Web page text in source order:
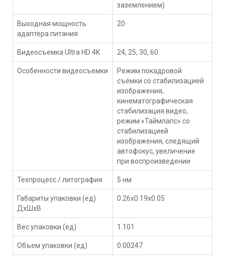
заземлением)
Выходная мощность
адаптера питания
20
Видеосъемка Ultra HD 4K 24, 25, 30, 60
Особенности видеосъемки
Режим покадровой
съёмки со стабилизацией
изображения,
кинематографическая
стабилизация видео,
режим «Таймлапс» со
стабили­зацией
изображения, следящий
автофокус, увеличение
при воспроизведении
Техпроцесс / литография 5 нм
Габариты упаковки (ед)
ДхШхВ
0.26x0.19x0.05
Вес упаковки (ед) 1.101
Объем упаковки (ед) 0.00247